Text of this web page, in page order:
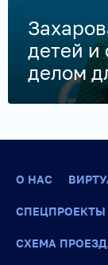
детей и
делом
О НАС
СПЕЦПРОЕКТЫ
СХЕМА